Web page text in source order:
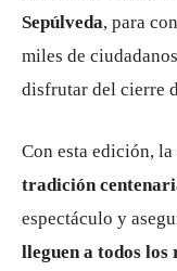
Sepúlveda, para
miles de
disfrutar del cierre
Con esta edición,
tradición
espectáculo y
lleguen a todos los